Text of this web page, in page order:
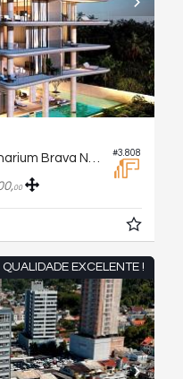
#3.808
00
EXCELENTE !